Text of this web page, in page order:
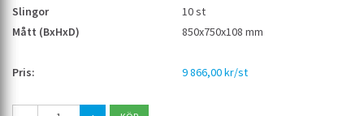
10 st
850x750x108 mm
9 866,00 kr/st